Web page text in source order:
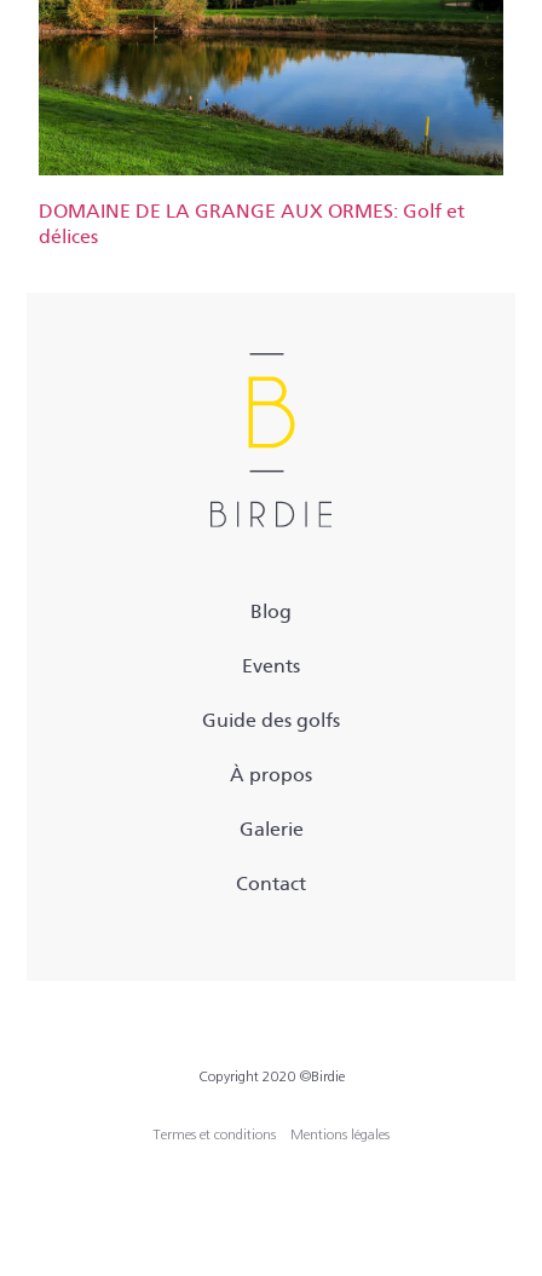
DOMAINE DE LA GRANGE AUX ORMES: Golf et
délices
Blog
Events
Guide des golfs
À propos
Galerie
Contact
Copyright 2020 ©Birdie
Termes et conditions Mentions légales